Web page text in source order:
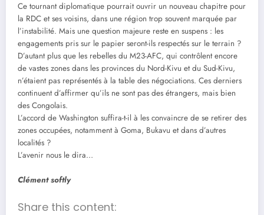
Ce tournant diplomatique pourrait ouvrir un nouveau chapitre pour
la RDC et ses voisins, dans une région trop souvent marquée par
l’instabilité. Mais une question majeure reste en suspens : les
engagements pris sur le papier seront-ils respectés sur le terrain ?
D’autant plus que les rebelles du M23-AFC, qui contrôlent encore
de vastes zones dans les provinces du Nord-Kivu et du Sud-Kivu,
n’étaient pas représentés à la table des négociations. Ces derniers
continuent d’affirmer qu’ils ne sont pas des étrangers, mais bien
des Congolais.
L’accord de Washington suffira-t-il à les convaincre de se retirer des
zones occupées, notamment à Goma, Bukavu et dans d’autres
localités ?
L’avenir nous le dira…
Clément softly
Share this content: